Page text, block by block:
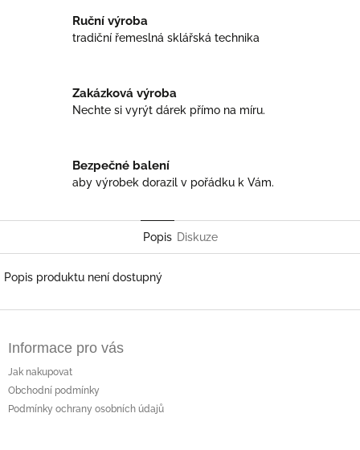
Ruční výroba
tradiční řemeslná sklářská technika
Zakázková výroba
Nechte si vyrýt dárek přímo na míru.
Bezpečné balení
aby výrobek dorazil v pořádku k Vám.
Popis Diskuze
Popis produktu není dostupný
Informace pro vás
Jak nakupovat
Obchodní podmínky
Podmínky ochrany osobních údajů